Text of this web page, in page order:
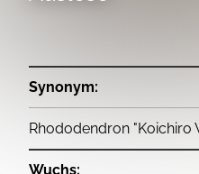
Synonym:
Rhododendron "Koichiro
Wuchs: